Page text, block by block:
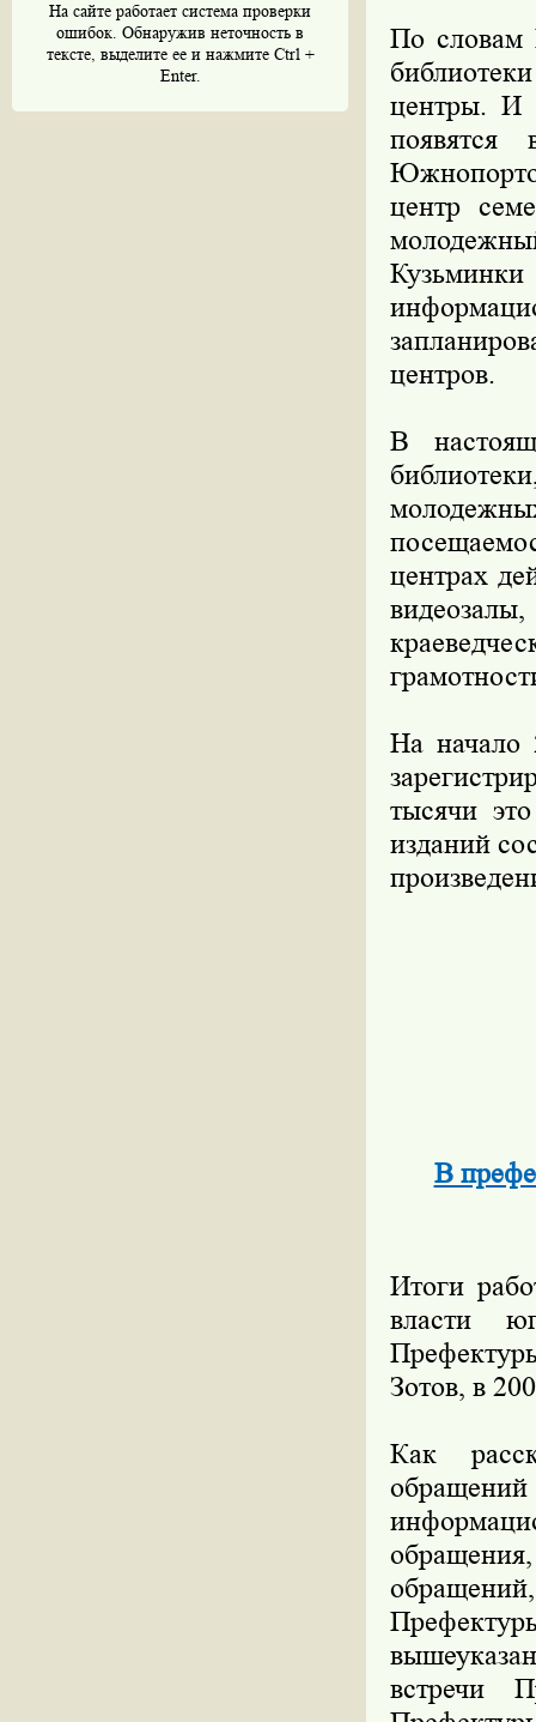
На сайте работает система проверки
ошибок. Обнаружив неточность в
тексте, выделите ее и нажмите Ctrl +
Enter.
По словам
центры. И
центр
центров.
В
центрах
На начало
тысячи
изданий
В
Итоги
власти
Зотов, в
Как
встречи